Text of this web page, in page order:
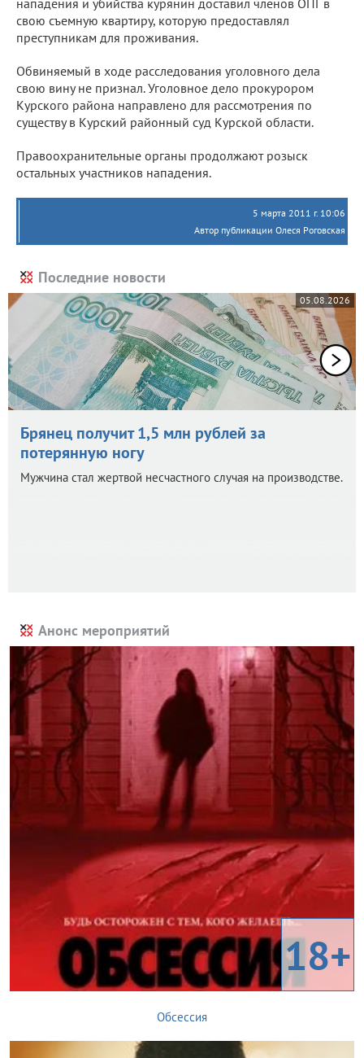
свою съемную квартиру, которую предоставлял
преступникам для проживания.
Обвиняемый в ходе расследования уголовного дела
свою вину не признал. Уголовное дело прокурором
Курского района направлено для рассмотрения по
существу в Курский районный суд Курской области.
Правоохранительные органы продолжают розыск
остальных участников нападения.
5 марта 2011 г. 10:06
Автор публикации Олеся Роговская
Последние новости
05.08.2026
Брянец получит 1,5 млн рублей за
потерянную ногу
Мужчина стал жертвой несчастного случая на производстве.
Анонс мероприятий
18+
Обсессия